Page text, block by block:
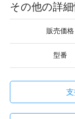
その他の詳細
販売価格
型番